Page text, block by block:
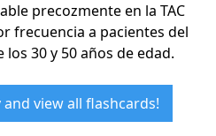
precozmente en la TAC
frecuencia a pacientes del
30 y 50 años de edad.
view all flashcards!